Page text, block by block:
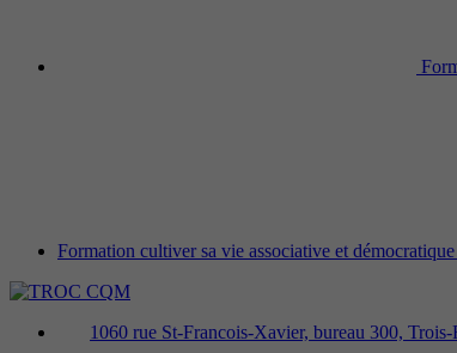
Formation cultiver sa vie associative et
1060 rue St-Francois-Xavier, bureau 300,